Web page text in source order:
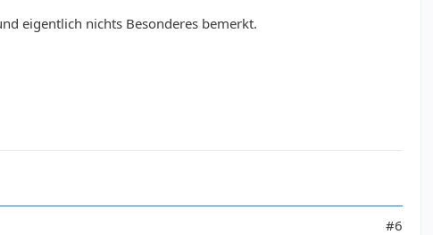
eigentlich nichts Besonderes bemerkt.
#6